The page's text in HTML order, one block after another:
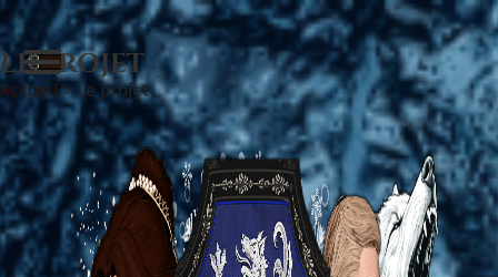
LE PROJET
Accueil > Le projet